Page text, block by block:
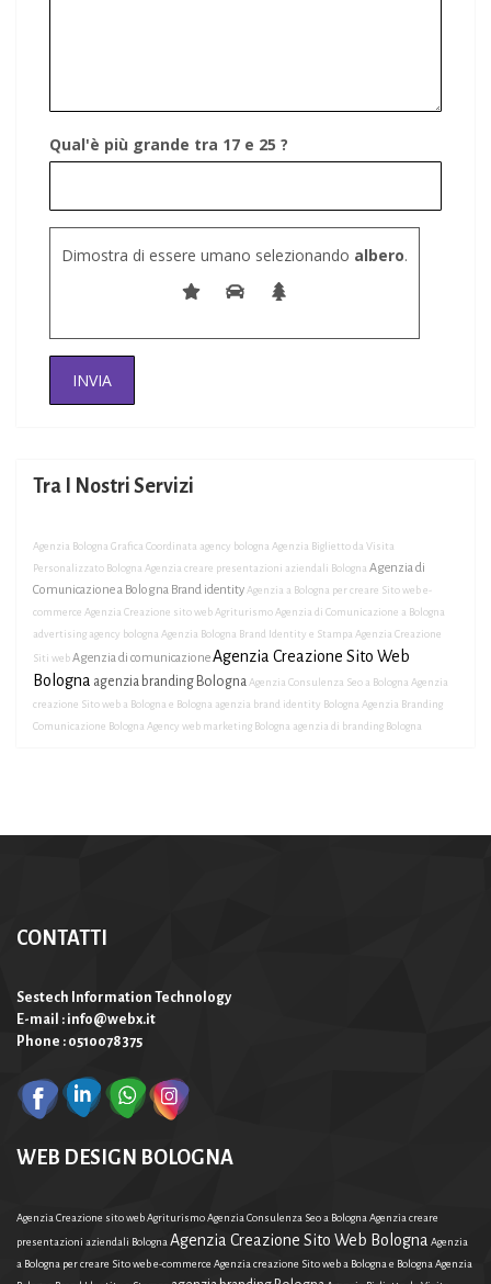
Qual'è più grande tra 17 e 25 ?
Dimostra di essere umano selezionando albero.
Tra I Nostri Servizi
Agenzia Bologna Grafica Coordinata agency bologna Agenzia Biglietto da Visita
Personalizzato Bologna Agenzia creare presentazioni aziendali Bologna Agenzia di
Comunicazione a Bologna Brand identity Agenzia a Bologna per creare Sito web e-
commerce Agenzia Creazione sito web Agriturismo Agenzia di Comunicazione a Bologna
advertising agency bologna Agenzia Bologna Brand Identity e Stampa Agenzia Creazione
Siti webAgenzia di comunicazioneAgenzia Creazione Sito Web
Bologna agenzia branding Bologna Agenzia Consulenza Seo a Bologna Agenzia
creazione Sito web a Bologna e Bologna agenzia brand identity Bologna Agenzia Branding
Comunicazione Bologna Agency web marketing Bologna agenzia di branding Bologna
CONTATTI
Sestech Information Technology
E-mail : info@webx.it
Phone : 0510078375
WEB DESIGN BOLOGNA
Agenzia Creazione sito web AgriturismoAgenzia Consulenza Seo a BolognaAgenzia creare
presentazioni aziendali BolognaAgenzia Creazione Sito Web Bologna Agenzia
a Bologna per creare Sito web e-commerce Agenzia creazione Sito web a Bologna e BolognaAgenzia